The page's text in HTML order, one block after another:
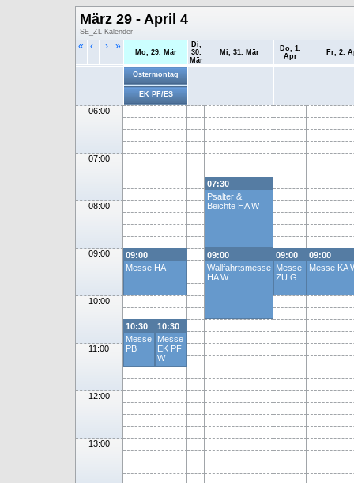
März 29 - April 4
SE_ZL Kalender
« ‹ › »
Mo, 29. Mär
Di,
30.
Mär
Mi, 31. Mär
Do, 1.
Apr
Fr, 2.
Ostermontag
EK PF/ES
06:00
07:00
07:30
Psalter &
Beichte HA W
08:00
09:00
09:00
Messe HA
09:00
Wallfahrtsmesse
HA W
09:00
Messe
ZU G
09:00
Messe KA
10:00
10:30
Messe
PB
10:30
Messe
EK PF
W
11:00
12:00
13:00